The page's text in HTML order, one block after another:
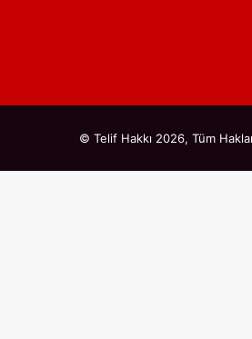
© Telif Hakkı 2026, Tüm